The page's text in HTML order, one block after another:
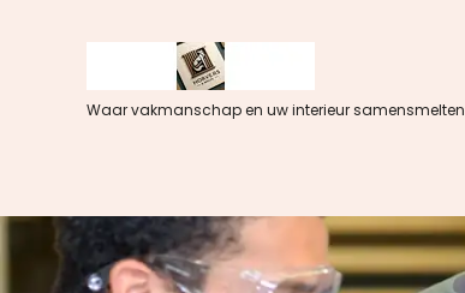
Waar vakmanschap en uw interieur samensmelten